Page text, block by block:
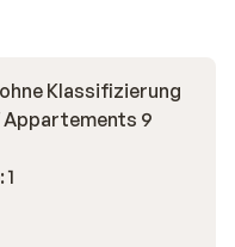
Klassifizierung
9